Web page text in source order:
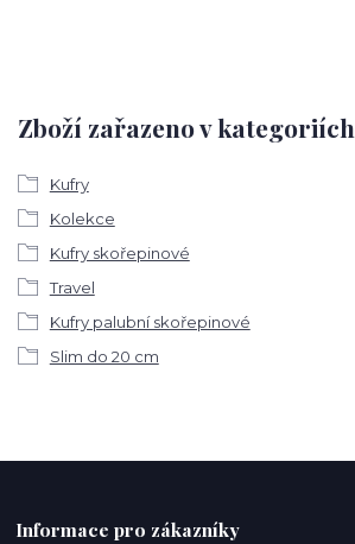
Zboží zařazeno v kategoriích
Kufry
Kolekce
Kufry skořepinové
Travel
Kufry palubní skořepinové
Slim do 20 cm
Informace pro zákazníky